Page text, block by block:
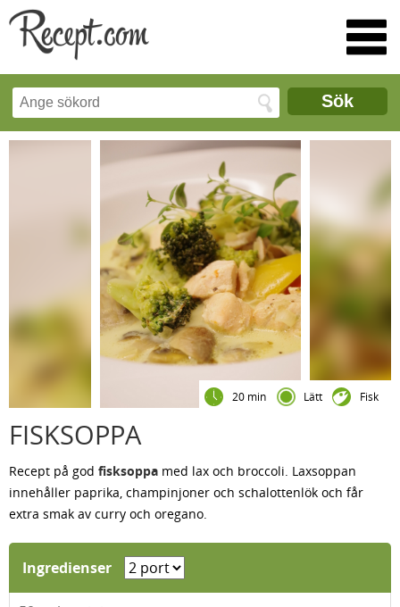
Sök
20 min Lätt Fisk
FISKSOPPA
Recept på god fisksoppa med lax och broccoli. Laxsoppan
innehåller paprika, champinjoner och schalottenlök och får
extra smak av curry och oregano.
Ingredienser